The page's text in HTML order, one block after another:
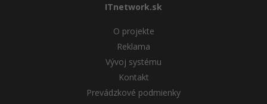
ITnetwork.sk
O projekte
Reklama
Vývoj systému
Kontakt
Prevádzkové podmienky